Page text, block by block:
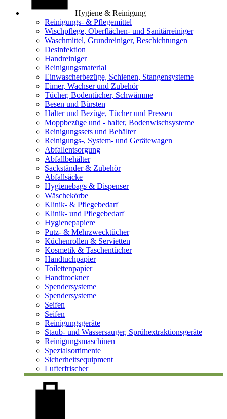
Hygiene & Reinigung
Reinigungs- & Pflegemittel
Wischpflege, Oberflächen- und Sanitärreiniger
Waschmittel, Grundreiniger, Beschichtungen
Desinfektion
Handreiniger
Reinigungsmaterial
Einwascherbezüge, Schienen, Stangensysteme
Eimer, Wachser und Zubehör
Tücher, Bodentücher, Schwämme
Besen und Bürsten
Halter und Bezüge, Tücher und Pressen
Moppbezüge und - halter, Bodenwischsysteme
Reinigungssets und Behälter
Reinigungs-, System- und Gerätewagen
Abfallentsorgung
Abfallbehälter
Sackständer & Zubehör
Abfallsäcke
Hygienebags & Dispenser
Wäschekörbe
Klinik- & Pflegebedarf
Klinik- und Pflegebedarf
Hygienepapiere
Putz- & Mehrzwecktücher
Küchenrollen & Servietten
Kosmetik & Taschentücher
Handtuchpapier
Toilettenpapier
Handtrockner
Spendersysteme
Spendersysteme
Seifen
Seifen
Reinigungsgeräte
Staub- und Wassersauger, Sprühextraktionsgeräte
Reinigungsmaschinen
Spezialsortimente
Sicherheitsequipment
Lufterfrischer